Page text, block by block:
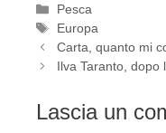
Categorie
Pesca
Tag
Europa
Carta, quanto mi
Ilva Taranto, dopo
Lascia un